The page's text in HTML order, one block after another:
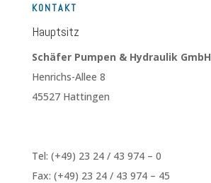
K0NTAKT
Hauptsitz
Schäfer Pumpen & Hydraulik GmbH
Henrichs-Allee 8
45527 Hattingen
Tel: (+49) 23 24 / 43 974 – 0
Fax: (+49) 23 24 / 43 974 – 45